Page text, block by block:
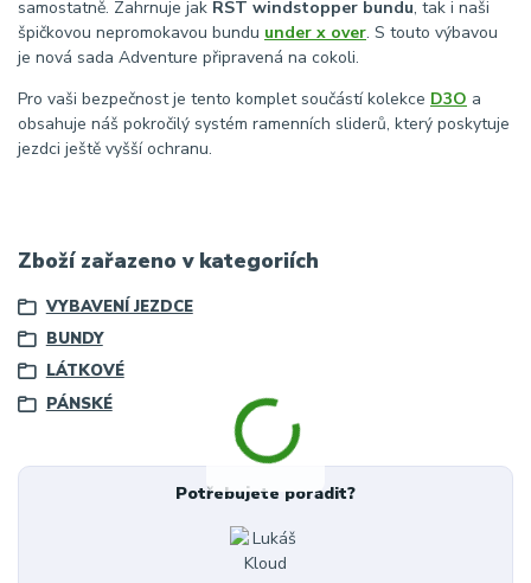
samostatně. Zahrnuje jak RST windstopper bundu, tak i naši
špičkovou nepromokavou bundu under x over. S touto výbavou
je nová sada Adventure připravená na cokoli.
Pro vaši bezpečnost je tento komplet součástí kolekce D3O a
obsahuje náš pokročilý systém ramenních sliderů, který poskytuje
jezdci ještě vyšší ochranu.
Zboží zařazeno v kategoriích
VYBAVENÍ JEZDCE
BUNDY
LÁTKOVÉ
PÁNSKÉ
Potřebujete poradit?